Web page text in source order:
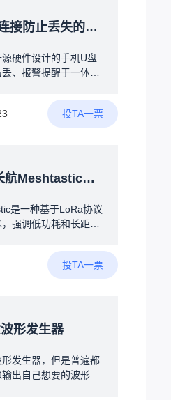
导体的制冷模式（例
丝微微加热提高温度
法，如有更好的方法
的温度及风量4.最好可
交互模式或者与设备联
同步，拾音灯等）我也
丢失的开源硬件项目
硬件设计的手机U盘
、报警提醒于一体。
，从物理连接与电子提
、丢失。
投TA一票
Meshtastic节点
是一种基于LoRa协议
强调低功耗和长距离
信，还能中继转发消
围。设备可以独立运
接手机来配置和使用，
点的位置和角色选择
覆盖范围，将节点放
可能7*24小时地守在
投TA一票
形发生器
发生器，但是普遍都
出自己想要的波形非